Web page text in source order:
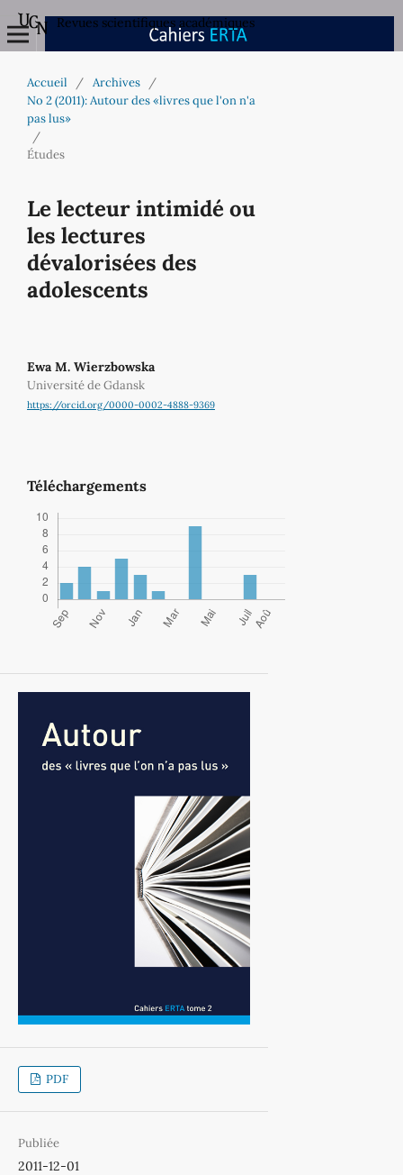
Revues scientifiques académiques
Accueil / Archives
/
No 2 (2011): Autour des «livres que l'on n'a
pas lus»
/
Études
Le lecteur intimidé ou
les lectures
dévalorisées des
adolescents
Ewa M. Wierzbowska
Université de Gdansk
https://orcid.org/0000-0002-4888-9369
Téléchargements
PDF
Publiée
2011-12-01